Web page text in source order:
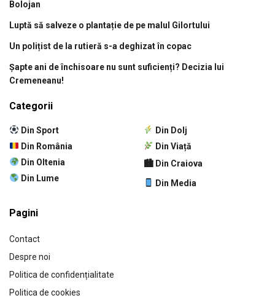
Bolojan
Luptă să salveze o plantație de pe malul Gilortului
Un polițist de la rutieră s-a deghizat în copac
Șapte ani de închisoare nu sunt suficienți? Decizia lui
Cremeneanu!
Categorii
Din Sport
Din România
Din Oltenia
Din Lume
Din Dolj
Din Viață
🏙 Din Craiova
Din Media
Pagini
Contact
Despre noi
Politica de confidențialitate
Politica de cookies